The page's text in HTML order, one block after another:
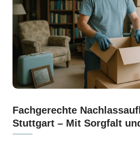
Fachgerechte
Stuttgart – Mit Sorgfalt